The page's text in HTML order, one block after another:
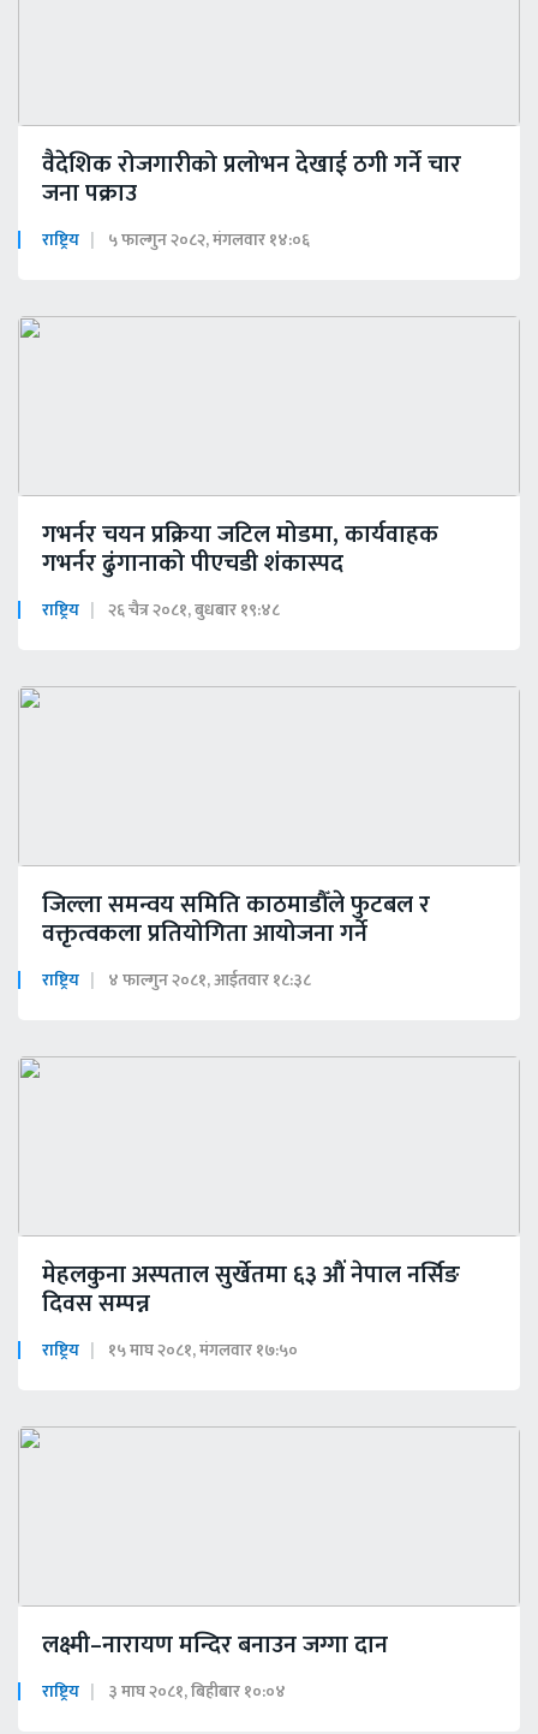
वैदेशिक रोजगारीको प्रलोभन देखाई ठगी गर्ने चार
जना पक्राउ
राष्ट्रिय ५ फाल्गुन २०८२, मंगलवार १४:०६
गभर्नर चयन प्रक्रिया जटिल मोडमा, कार्यवाहक
गभर्नर ढुंगानाको पीएचडी शंकास्पद
राष्ट्रिय २६ चैत्र २०८१, बुधबार १९:४८
जिल्ला समन्वय समिति काठमाडौँले फुटबल र
वक्तृत्वकला प्रतियोगिता आयोजना गर्ने
राष्ट्रिय ४ फाल्गुन २०८१, आईतवार १८:३८
मेहलकुना अस्पताल सुर्खेतमा ६३ औं नेपाल नर्सिङ
दिवस सम्पन्न
राष्ट्रिय १५ माघ २०८१, मंगलवार १७:५०
लक्ष्मी–नारायण मन्दिर बनाउन जग्गा दान
राष्ट्रिय ३ माघ २०८१, बिहीबार १०:०४